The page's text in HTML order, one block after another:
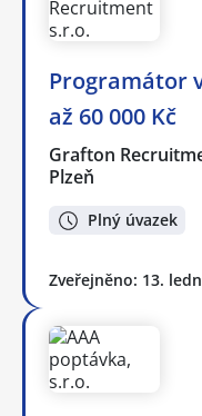
Programátor
až 60 000 Kč
Grafton
Plzeň
Plný úvazek
Zveřejněno: 13.